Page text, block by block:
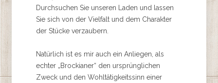
Durchsuchen Sie unseren Laden und lassen
Sie sich von der Vielfalt und dem Charakter
der Stücke verzaubern.
Natürlich ist es mir auch ein Anliegen, als
echter „Brockianer“ den ursprünglichen
Zweck und den Wohltätigkeitssinn einer